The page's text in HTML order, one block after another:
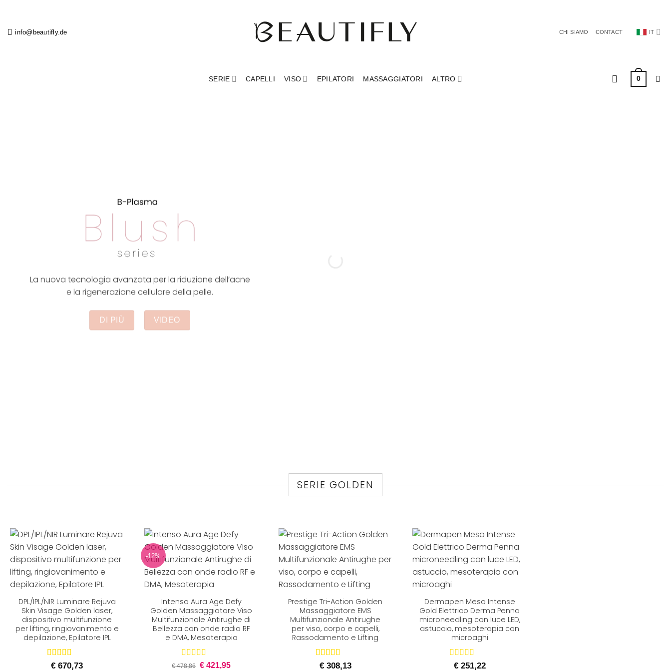
contenuti
info@beautifly.de CHI SIAMO CONTACT IT
SERIE CAPELLI VISO EPILATORI MASSAGGIATORI ALTRO 0
La nuova tecnologia avanzata per la riduzione dell’acne
e la rigenerazione cellulare della pelle.
DI PIÙ VIDEO
SERIE GOLDEN
+
DPL/IPL/NIR Luminare Rejuva
Skin Visage Golden laser,
dispositivo multifunzione
per lifting, ringiovanimento e
depilazione, Epilatore IPL
Valutato
€ 670,73
-12%
+
Intenso Aura Age Defy
Golden Massaggiatore Viso
Multifunzionale Antirughe di
Bellezza con onde radio RF
e DMA, Mesoterapia
Valutato
€478,86 Il
€421,95Il
+
Prestige Tri-Action Golden
Massaggiatore EMS
Multifunzionale Antirughe
per viso, corpo e capelli,
Rassodamento e Lifting
Valutato
€308,13
+
Dermapen Meso Intense
Gold Elettrico Derma Penna
microneedling con luce LED,
astuccio, mesoterapia con
microaghi
Valutato5
€251,22